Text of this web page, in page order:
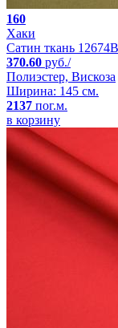
160
Хаки
Сатин ткань
370.60 руб./
Полиэстер, Вискоза
Ширина: 145 см.
2137 пог.м.
в корзину